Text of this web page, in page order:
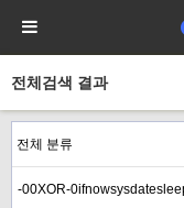
전체검색 결과